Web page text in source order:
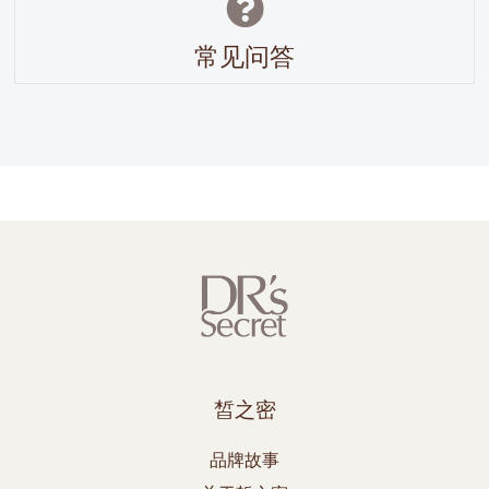
常见问答
皙之密
品牌故事